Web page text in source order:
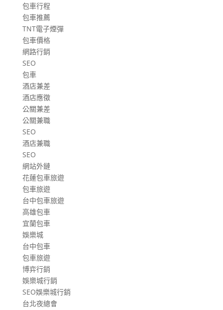
包車行程
包車推薦
TNT電子煙彈
包車價格
網路行銷
SEO
包車
酒店兼差
酒店應徵
公關兼差
公關兼職
SEO
酒店兼職
SEO
網站外鏈
花蓮包車旅遊
包車旅遊
台中包車旅遊
高雄包車
宜蘭包車
娛樂城
台中包車
包車旅遊
博弈行銷
娛樂城行銷
SEO娛樂城行銷
台北夜總會